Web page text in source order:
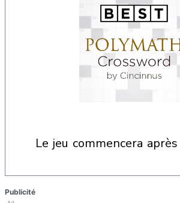
le jeu commencera
Publicité